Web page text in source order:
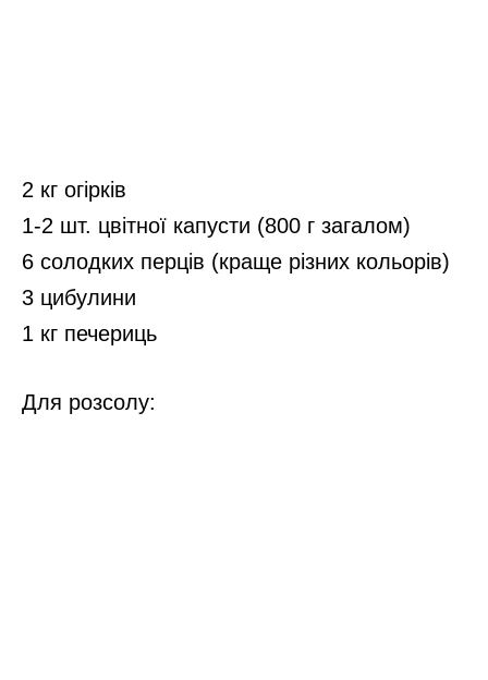
2 кг огірків
1-2 шт. цвітної капусти (800 г загалом)
6 солодких перців (краще різних кольорів)
3 цибулини
1 кг печериць
Для розсолу: